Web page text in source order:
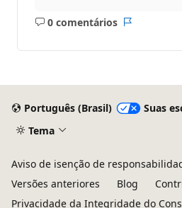
0 comentários
Sem
Português (Brasil)
Suas
Tema
Aviso de isenção de
Versões anteriores
Blog
Privacidade da Integridade do